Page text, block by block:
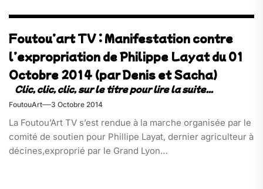
Foutou’art TV : Manifestation contre
l’expropriation de Philippe Layat du 01
Octobre 2014 (par Denis et Sacha)
FoutouArt 3 Octobre 2014
La Foutou’Art TV s’est rendue à la marche organisée par le
comité de soutien pour Phillipe Layat, dernier agriculteur à
décines,exproprié par le Grand Lyon…